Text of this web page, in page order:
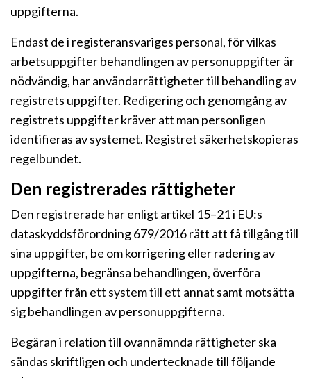
uppgifterna.
Endast de i registeransvariges personal, för vilkas
arbetsuppgifter behandlingen av personuppgifter är
nödvändig, har användarrättigheter till behandling av
registrets uppgifter. Redigering och genomgång av
registrets uppgifter kräver att man personligen
identifieras av systemet. Registret säkerhetskopieras
regelbundet.
Den registrerades rättigheter
Den registrerade har enligt artikel 15–21 i EU:s
dataskyddsförordning 679/2016 rätt att få tillgång till
sina uppgifter, be om korrigering eller radering av
uppgifterna, begränsa behandlingen, överföra
uppgifter från ett system till ett annat samt motsätta
sig behandlingen av personuppgifterna.
Begäran i relation till ovannämnda rättigheter ska
sändas skriftligen och undertecknade till följande